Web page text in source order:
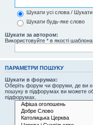
Шукати усі слова /
Шукати будь-яке слово
Шукати за автором:
Використовуйте * в якості шаблона
ПАРАМЕТРИ ПОШУКУ
Шукати в форумах:
Оберіть форум чи форуми, де ви
пошуку в підфорумах ви можете
підфорумах.